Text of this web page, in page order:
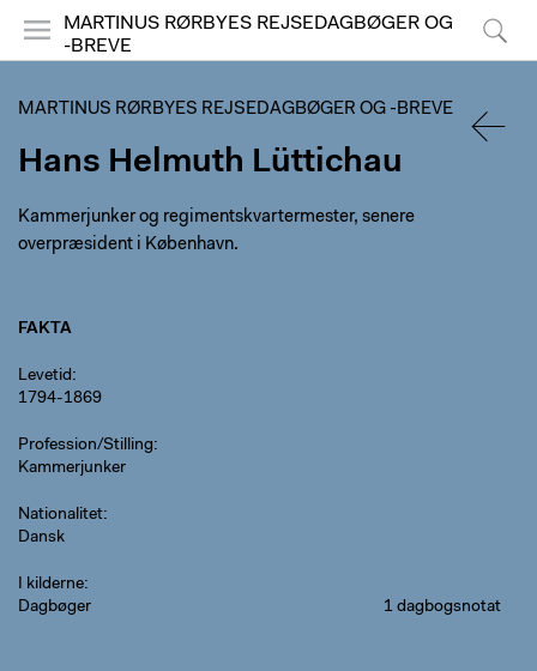
MARTINUS RØRBYES REJSEDAGBØGER OG
-BREVE
MARTINUS RØRBYES REJSEDAGBØGER OG -BREVE
Hans Helmuth Lüttichau
Kammerjunker og regimentskvartermester, senere
overpræsident i København.
FAKTA
Levetid
1794-1869
Profession/Stilling
Kammerjunker
Nationalitet
Dansk
I kilderne
Dagbøger
1 dagbogsnotat